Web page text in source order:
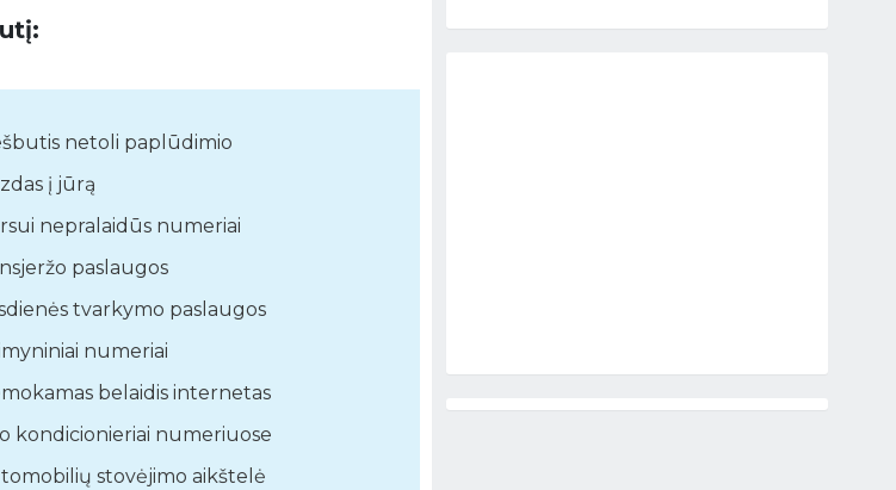
netoli paplūdimio
į jūrą
nepralaidūs numeriai
paslaugos
tvarkymo paslaugos
numeriai
belaidis internetas
kondicionieriai numeriuose
stovėjimo aikštelė